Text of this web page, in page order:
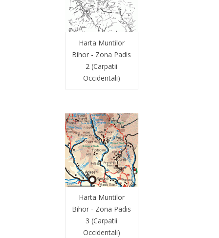
Harta Muntilor
Bihor - Zona Padis
2 (Carpatii
Occidentali)
Harta Muntilor
Bihor - Zona Padis
3 (Carpatii
Occidentali)